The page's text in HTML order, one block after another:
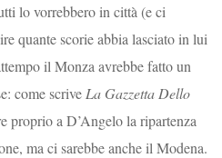
lo vorrebbero in città (e ci
quante scorie abbia lasciato in lui
il Monza avrebbe fatto un
come scrive La Gazzetta Dello
proprio a D’Angelo la ripartenza
ma ci sarebbe anche il Modena.